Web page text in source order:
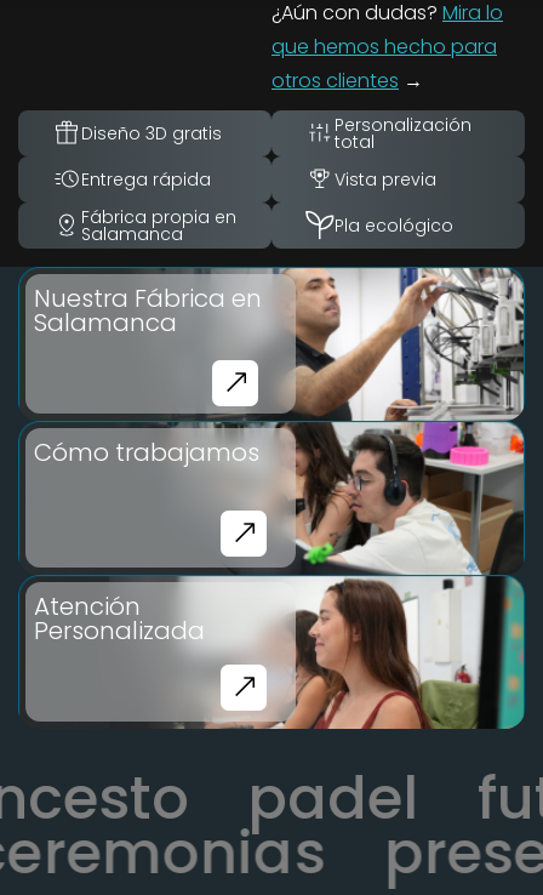
¿Aún con dudas? Mira lo
que hemos hecho para
otros clientes →
Diseño 3D gratis Personalización
total
Entrega rápida
Vista previa
Fábrica propia en
Salamanca Pla ecológico
Nuestra Fábrica en
Salamanca
Cómo trabajamos
Atención
Personalizada
padel